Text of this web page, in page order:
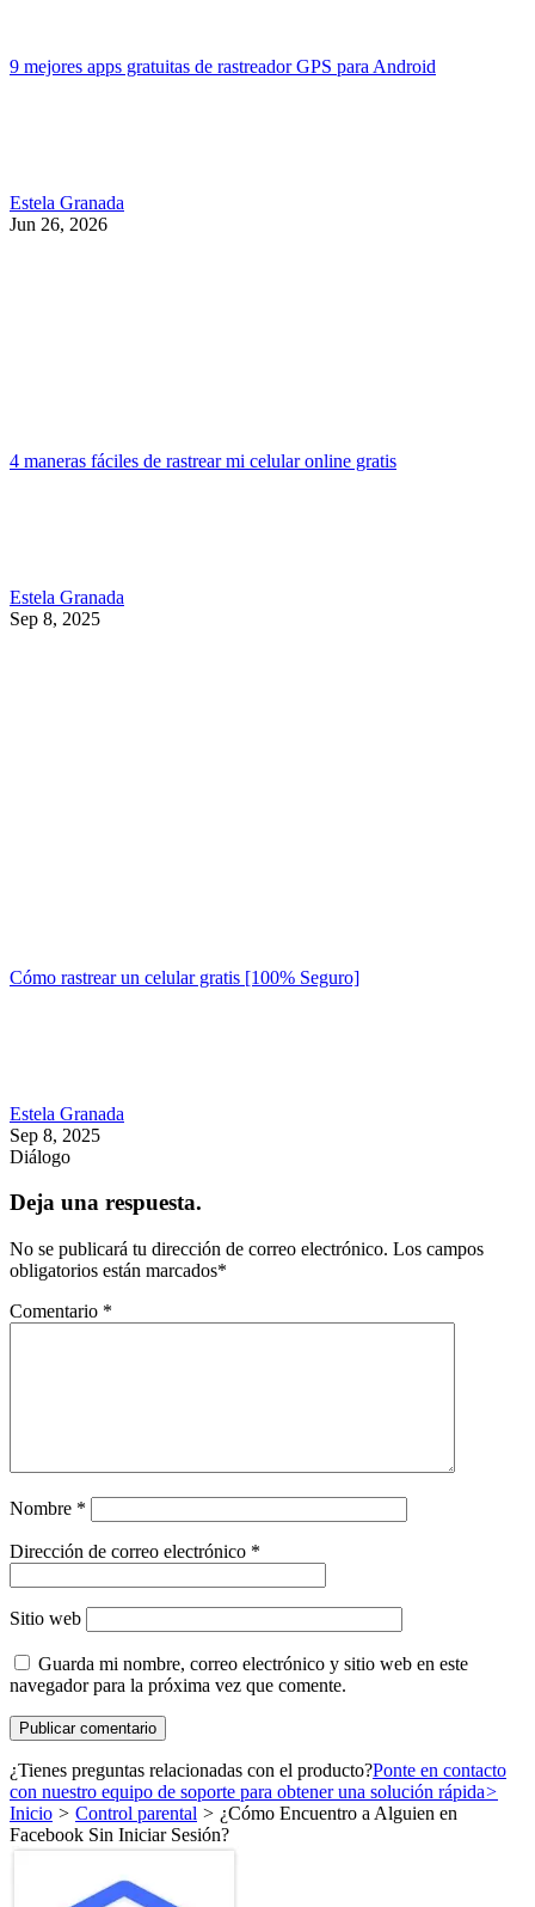
9 mejores apps gratuitas de rastreador GPS para Android
Estela Granada
Jun 26, 2026
4 maneras fáciles de rastrear mi celular online gratis
Estela Granada
Sep 8, 2025
Cómo rastrear un celular gratis [100% Seguro]
Estela Granada
Sep 8, 2025
Diálogo
Deja una respuesta.
No se publicará tu dirección de correo electrónico. Los campos
obligatorios están marcados*
Comentario *
Nombre *
Dirección de correo electrónico *
Sitio web
Guarda mi nombre, correo electrónico y sitio web en este
navegador para la próxima vez que comente.
¿Tienes preguntas relacionadas con el producto?Ponte en contacto
con nuestro equipo de soporte para obtener una solución rápida>
Inicio > Control parental > ¿Cómo Encuentro a Alguien en
Facebook Sin Iniciar Sesión?